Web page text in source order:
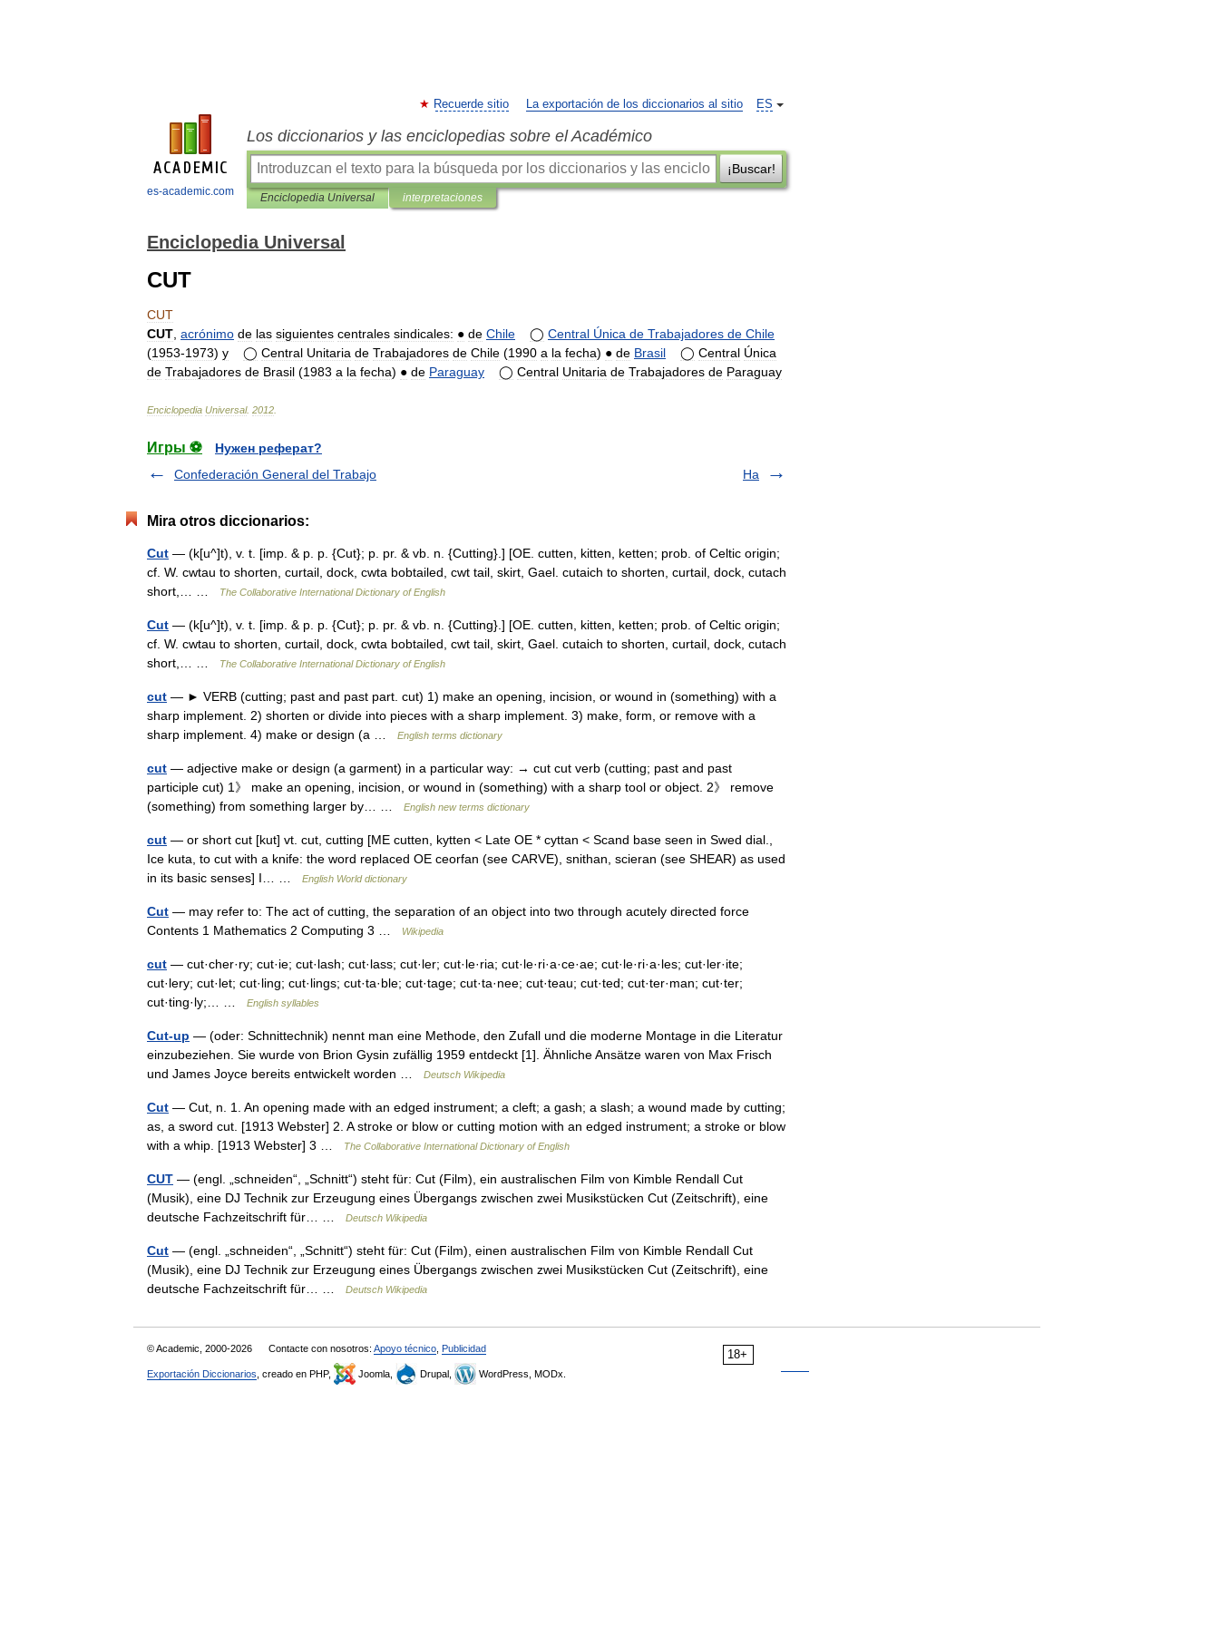
es-academic.com
ES
Recuerde sitio La exportación de los diccionarios al sitio
Los diccionarios y las enciclopedias sobre el Académico
¡Buscar!
Enciclopedia Universal interpretaciones
Enciclopedia Universal
CUT
CUT
CUT acrónimo de las siguientes centrales sindicales: ● de Chile ◯ Central Única de Trabajadores de Chile
(1953-1973) y ◯ Central Unitaria de Trabajadores de Chile (1990 a la fecha) ● de Brasil ◯ Central Única
de Trabajadores de Brasil (1983 a la fecha) ● de Paraguay ◯ Central Unitaria de Trabajadores de Paraguay
Enciclopedia Universal. 2012
Игры ⚽
Нужен реферат?
Confederación General del Trabajo
Ha
Mira otros diccionarios:
Cut — (k[u^]t), v. t. [imp. & p. p. {Cut}; p. pr. & vb. n. {Cutting}.] [OE. cutten, kitten, ketten; prob. of Celtic origin;
cf. W. cwtau to shorten, curtail, dock, cwta bobtailed, cwt tail, skirt, Gael. cutaich to shorten, curtail, dock, cutach
short,… …
The Collaborative International Dictionary of English
Cut — (k[u^]t), v. t. [imp. & p. p. {Cut}; p. pr. & vb. n. {Cutting}.] [OE. cutten, kitten, ketten; prob. of Celtic origin;
cf. W. cwtau to shorten, curtail, dock, cwta bobtailed, cwt tail, skirt, Gael. cutaich to shorten, curtail, dock, cutach
short,… …
The Collaborative International Dictionary of English
cut — ► VERB (cutting; past and past part. cut) 1) make an opening, incision, or wound in (something) with a
sharp implement. 2) shorten or divide into pieces with a sharp implement. 3) make, form, or remove with a
sharp implement. 4) make or design (a …
English terms dictionary
cut — adjective make or design (a garment) in a particular way: → cut cut verb (cutting; past and past
participle cut) 1》 make an opening, incision, or wound in (something) with a sharp tool or object. 2》 remove
(something) from something larger by… …
English new terms dictionary
cut — or short cut [kut] vt. cut, cutting [ME cutten, kytten < Late OE * cyttan < Scand base seen in Swed dial.,
Ice kuta, to cut with a knife: the word replaced OE ceorfan (see CARVE), snithan, scieran (see SHEAR) as used
in its basic senses] I… …
English World dictionary
Cut — may refer to: The act of cutting, the separation of an object into two through acutely directed force
Contents 1 Mathematics 2 Computing 3 …
Wikipedia
cut — cut·cher·ry; cut·ie; cut·lash; cut·lass; cut·ler; cut·le·ria; cut·le·ri·a·ce·ae; cut·le·ri·a·les; cut·ler·ite;
cut·lery; cut·let; cut·ling; cut·lings; cut·ta·ble; cut·tage; cut·ta·nee; cut·teau; cut·ted; cut·ter·man; cut·ter;
cut·ting·ly;… …
English syllables
Cut-up — (oder: Schnittechnik) nennt man eine Methode, den Zufall und die moderne Montage in die Literatur
einzubeziehen. Sie wurde von Brion Gysin zufällig 1959 entdeckt [1]. Ähnliche Ansätze waren von Max Frisch
und James Joyce bereits entwickelt worden …
Deutsch Wikipedia
Cut — Cut, n. 1. An opening made with an edged instrument; a cleft; a gash; a slash; a wound made by cutting;
as, a sword cut. [1913 Webster] 2. A stroke or blow or cutting motion with an edged instrument; a stroke or blow
with a whip. [1913 Webster] 3 …
The Collaborative International Dictionary of English
CUT — (engl. „schneiden“, „Schnitt“) steht für: Cut (Film), ein australischen Film von Kimble Rendall Cut
(Musik), eine DJ Technik zur Erzeugung eines Übergangs zwischen zwei Musikstücken Cut (Zeitschrift), eine
deutsche Fachzeitschrift für… …
Deutsch Wikipedia
Cut — (engl. „schneiden“, „Schnitt“) steht für: Cut (Film), einen australischen Film von Kimble Rendall Cut
(Musik), eine DJ Technik zur Erzeugung eines Übergangs zwischen zwei Musikstücken Cut (Zeitschrift), eine
deutsche Fachzeitschrift für… …
Deutsch Wikipedia
18+
© Academic, 2000-2026 Contacte con nosotros: Apoyo técnico Publicidad
Exportación Diccionarios , creado en PHP, Joomla, Drupal, WordPress, MODx.